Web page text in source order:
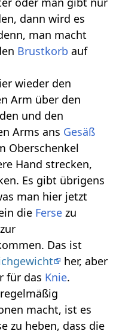
dann wird es
man macht
Brustkorb auf
wieder den
Arm über den
und den
Arms ans Gesäß
Oberschenkel
Hand strecken,
Es gibt übrigens
man hier jetzt
die Ferse zu
Das ist
her, aber
für das Knie.
macht, ist es
zu heben, dass die